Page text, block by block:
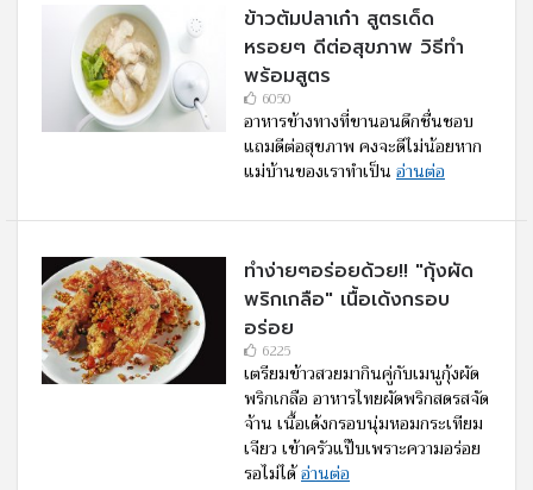
ข้าวต้มปลาเก๋า สูตรเด็ด
หรอยๆ ดีต่อสุขภาพ วิธีทำ
พร้อมสูตร
6050
อาหารข้างทางที่ขานอนดึกชื่นชอบ
แถมดีต่อสุขภาพ คงจะดีไม่น้อยหาก
แม่บ้านของเราทำเป็น อ่านต่อ
ทำง่ายๆอร่อยด้วย!! "กุ้งผัด
พริกเกลือ" เนื้อเด้งกรอบ
อร่อย
6225
เตรียมข้าวสวยมากินคู่กับเมนูกุ้งผัด
พริกเกลือ อาหารไทยผัดพริกสดรสจัด
จ้าน เนื้อเด้งกรอบนุ่มหอมกระเทียม
เจียว เข้าครัวแป๊บเพราะความอร่อย
รอไม่ได้อ่านต่อ